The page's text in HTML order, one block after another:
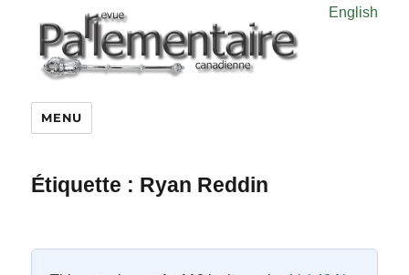
English
MENU
Étiquette : Ryan Reddin